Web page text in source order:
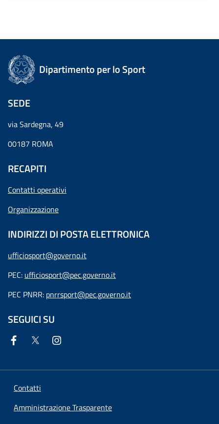
Dipartimento per lo Sport
SEDE
via Sardegna, 49
00187 ROMA
RECAPITI
Contatti operativi
Organizzazione
INDIRIZZI DI POSTA ELETTRONICA
ufficiosport@governo.it
PEC: ufficiosport@pec.governo.it
PEC PNRR: pnrrsport@pec.governo.it
SEGUICI SU
Contatti
Amministrazione Trasparente